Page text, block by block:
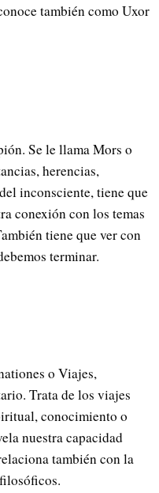
también como Uxor
Se le llama Mors o
herencias,
inconsciente, tiene que
conexión con los temas
tiene que ver con
terminar.
o Viajes,
Trata de los viajes
conocimiento o
nuestra capacidad
también con la